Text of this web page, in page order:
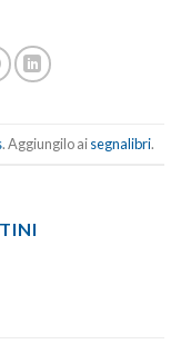
. Aggiungilo aisegnalibri.